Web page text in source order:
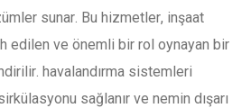
sunar. Bu hizmetler, inşaat
edilen ve önemli bir rol oynayan bir
havalandırma sistemleri
sağlanır ve nemin dışarı